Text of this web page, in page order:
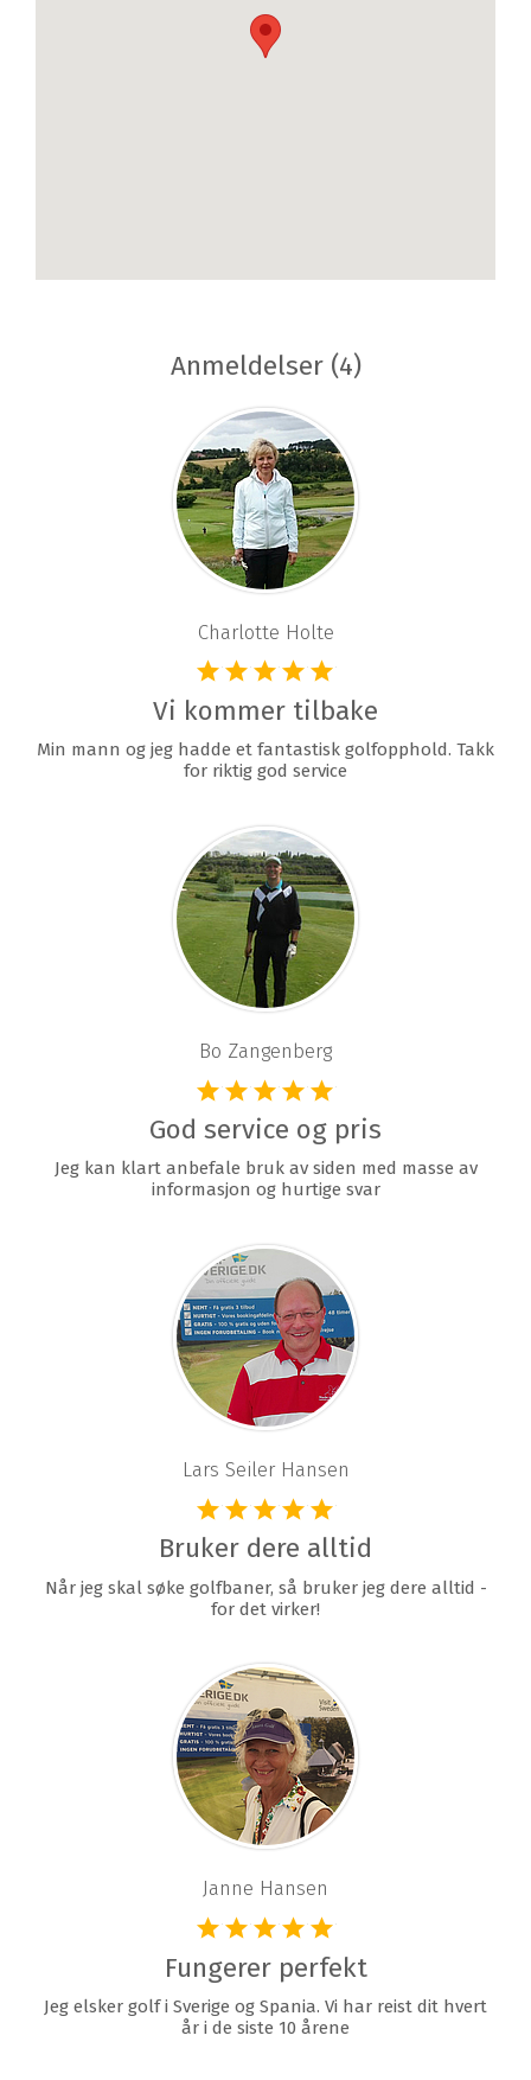
Anmeldelser (4)
Charlotte Holte
Vi kommer tilbake
Min mann og jeg hadde et fantastisk golfopphold. Takk
for riktig god service
Bo Zangenberg
God service og pris
Jeg kan klart anbefale bruk av siden med masse av
informasjon og hurtige svar
Lars Seiler Hansen
Bruker dere alltid
Når jeg skal søke golfbaner, så bruker jeg dere alltid -
for det virker!
Janne Hansen
Fungerer perfekt
Jeg elsker golf i Sverige og Spania. Vi har reist dit hvert
år i de siste 10 årene